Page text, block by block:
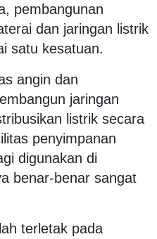
pembangunan
dan jaringan listrik
satu kesatuan.
angin dan
jaringan
listrik secara
penyimpanan
digunakan di
benar-benar sangat
terletak pada